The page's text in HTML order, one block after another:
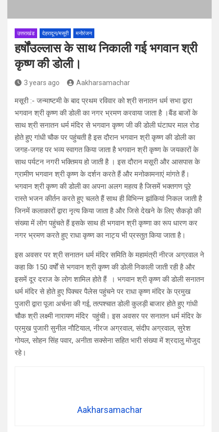
उत्तराखंड देहरादून/मसूरी मनोरंजन
हर्षोंउल्लास के साथ निकाली गई भगवान श्री
कृष्ण की डोली।
3 years ago Aakharsamachar
मसूरी :- जन्माष्टमी के बाद प्रथम रविवार को श्री सनातन धर्म सभा द्वारा
भगवान श्री कृष्ण की डोली का नगर भ्रमण करवाया जाता है ।बैंड बाजों के
साथ श्री सनातन धर्म मंदिर से भगवान कृष्ण जी की डोली घंटाघर माल रोड
होते हुए गांधी चौक पर पहुंचती है इस दौरान भगवान श्री कृष्ण की डोली का
जगह-जगह पर भव्य स्वागत किया जाता है भगवान श्री कृष्ण के जयकारों के
साथ पर्यटन नगरी भक्तिमय हो जाती है । इस दौरान मसूरी और आसपास के
ग्रामीण भगवान श्री कृष्ण के दर्शन करते हैं और मनोकामनाएं मांगते हैं।
भगवान श्री कृष्ण की डोली का अपना अलग महत्व है जिसमें भक्तगण पूरे
रास्ते भजन कीर्तन करते हुए चलते हैं साथ ही विभिन्न झांकियां निकल जाती है
जिनमें कलाकारों द्वारा नृत्य किया जाता है और जिसे देखने के लिए सैकड़ो की
संख्या में लोग पहुंचते हैं इसके साथ ही भगवान श्री कृष्णा का रूप धारण कर
नगर भ्रमण करते हुए राधा कृष्ण का नाट्य भी प्रस्तुत किया जाता है।
इस अवसर पर श्री सनातन धर्म मंदिर समिति के महामंत्री नीरज अग्रवाल ने
कहा कि 150 वर्षों से भगवान श्री कृष्ण की डोली निकाली जाती रही है और
इसमें दूर दराज के लोग शामिल होते हैं । भगवान श्री कृष्ण की डोली सनातन
धर्म मंदिर से होते हुए पिक्चर पैलेस पहुंचने पर राधा कृष्ण मंदिर के प्रमुख
पुजारी द्वारा पूजा अर्चना की गई, तत्पश्चात डोली कुलड़ी बाजार होते हुए गांधी
चौक श्री लक्ष्मी नारायण मंदिर पहुंची। इस अवसर पर सनातन धर्म मंदिर के
प्रमुख पुजारी सुनील नौटियाल, नीरज अग्रवाल, संदीप अग्रवाल, सुरेश
गोयल, सोहन सिंह पवार, अनीता सक्सेना सहित भारी संख्या में श्रदालु मोजुद
रहे।
Aakharsamachar